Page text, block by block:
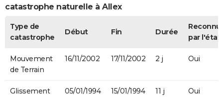
catastrophe naturelle à Allex
Type de
catastrophe
Début Fin Durée
par l'état
Mouvement
de Terrain
16/11/2002 17/11/2002 2 j Oui
Glissement
05/01/1994 15/01/1994 11 j Oui